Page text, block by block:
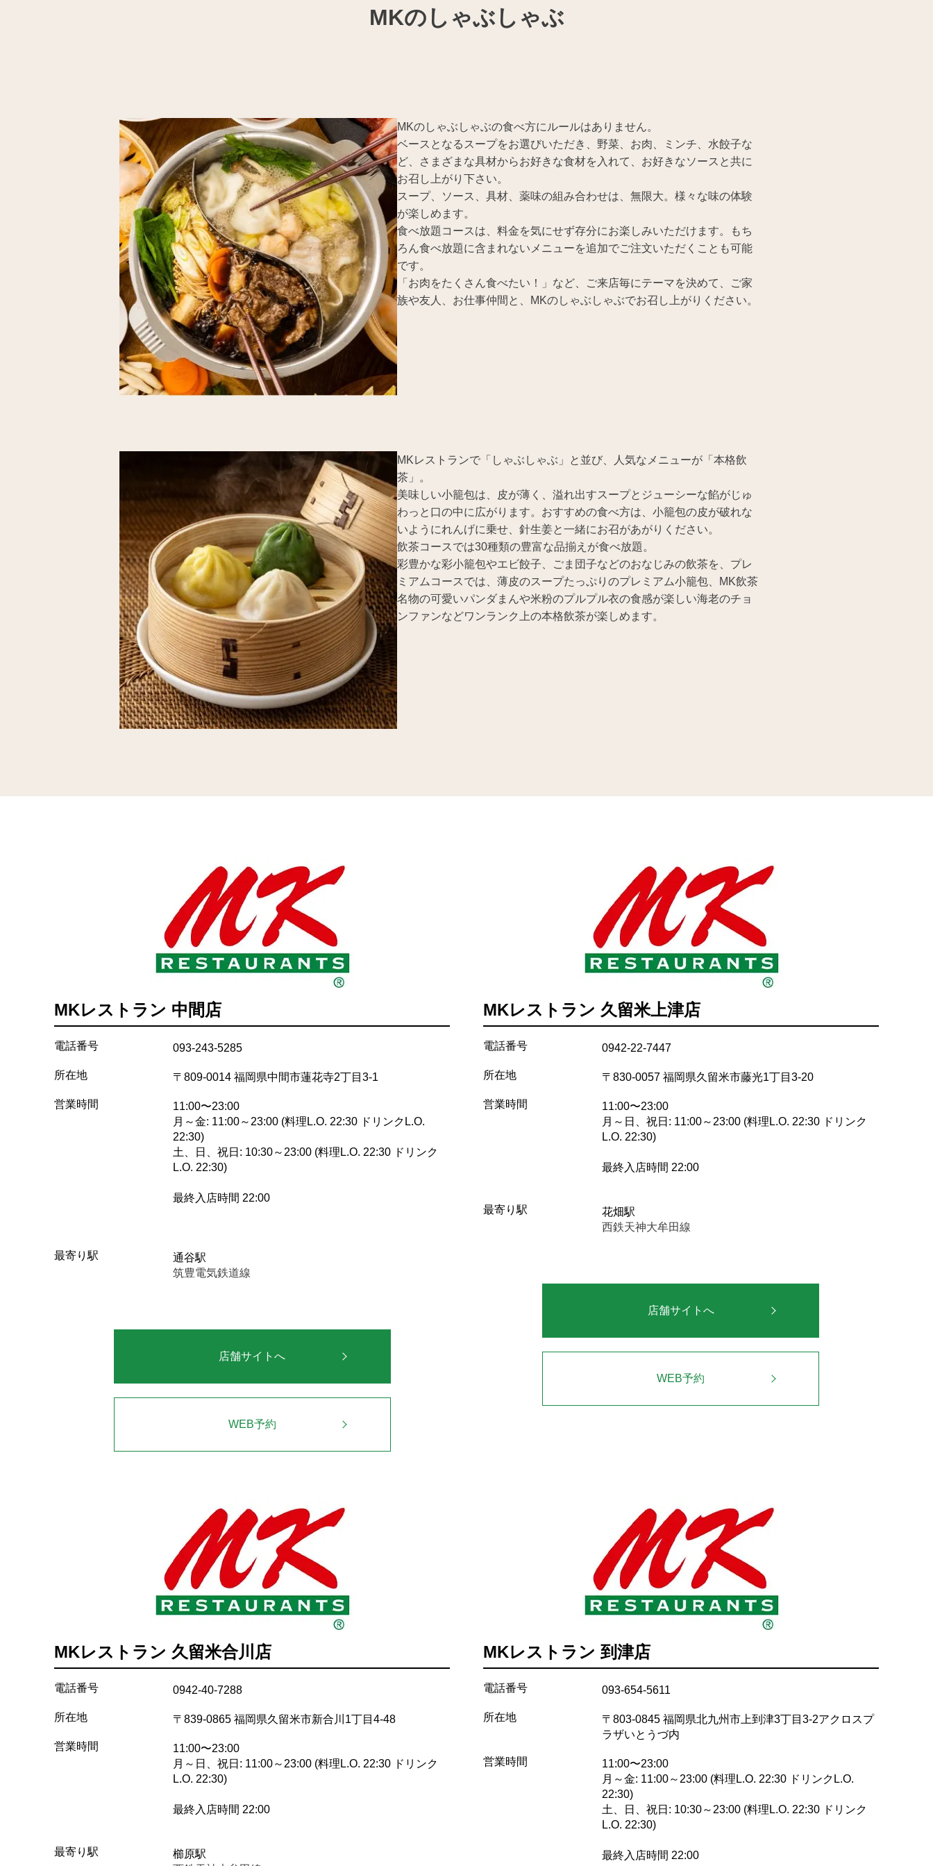
MKのしゃぶしゃぶ
MKのしゃぶしゃぶの食べ方にルールはありません。
ベースとなるスープをお選びいただき、野菜、お肉、ミンチ、水餃子な
ど、さまざまな具材からお好きな食材を入れて、お好きなソースと共に
お召し上がり下さい。
スープ、ソース、具材、薬味の組み合わせは、無限大。様々な味の体験
が楽しめます。
食べ放題コースは、料金を気にせず存分にお楽しみいただけます。もち
ろん食べ放題に含まれないメニューを追加でご注文いただくことも可能
です。
「お肉をたくさん食べたい！」など、ご来店毎にテーマを決めて、ご家
族や友人、お仕事仲間と、MKのしゃぶしゃぶでお召し上がりください。
MKレストランで「しゃぶしゃぶ」と並び、人気なメニューが「本格飲
茶」。
美味しい小籠包は、皮が薄く、溢れ出すスープとジューシーな餡がじゅ
わっと口の中に広がります。おすすめの食べ方は、小籠包の皮が破れな
いようにれんげに乗せ、針生姜と一緒にお召があがりください。
飲茶コースでは30種類の豊富な品揃えが食べ放題。
彩豊かな彩小籠包やエビ餃子、ごま団子などのおなじみの飲茶を、プレ
ミアムコースでは、薄皮のスープたっぷりのプレミアム小籠包、MK飲茶
名物の可愛いパンダまんや米粉のプルプル衣の食感が楽しい海老のチョ
ンファンなどワンランク上の本格飲茶が楽しめます。
MKレストラン 中間店
電話番号 093-243-5285
所在地 〒809-0014 福岡県中間市蓮花寺2丁目3-1
営業時間
11:00〜23:00
月～金: 11:00～23:00 (料理L.O. 22:30 ドリンクL.O.
22:30)
土、日、祝日: 10:30～23:00 (料理L.O. 22:30 ドリンク
L.O. 22:30)
最終入店時間 22:00
最寄り駅
通谷駅
筑豊電気鉄道線
店舗サイトへ
WEB予約
MKレストラン 久留米上津店
電話番号 0942-22-7447
所在地 〒830-0057 福岡県久留米市藤光1丁目3-20
営業時間
11:00〜23:00
月～日、祝日: 11:00～23:00 (料理L.O. 22:30 ドリンク
L.O. 22:30)
最終入店時間 22:00
最寄り駅
花畑駅
西鉄天神大牟田線
店舗サイトへ
WEB予約
MKレストラン 久留米合川店
電話番号 0942-40-7288
所在地 〒839-0865 福岡県久留米市新合川1丁目4-48
営業時間
11:00〜23:00
月～日、祝日: 11:00～23:00 (料理L.O. 22:30 ドリンク
L.O. 22:30)
最終入店時間 22:00
最寄り駅
櫛原駅
MKレストラン 到津店
電話番号 093-654-5611
所在地
〒803-0845 福岡県北九州市上到津3丁目3-2アクロスプ
ラザいとうづ内
営業時間
11:00〜23:00
月～金: 11:00～23:00 (料理L.O. 22:30 ドリンクL.O.
22:30)
土、日、祝日: 10:30～23:00 (料理L.O. 22:30 ドリンク
L.O. 22:30)
最終入店時間 22:00